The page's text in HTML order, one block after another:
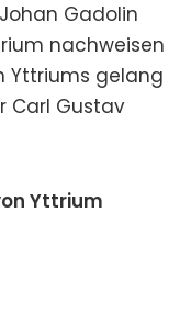
Gadolin
nachweisen
Yttriums gelang
Carl Gustav
Yttrium